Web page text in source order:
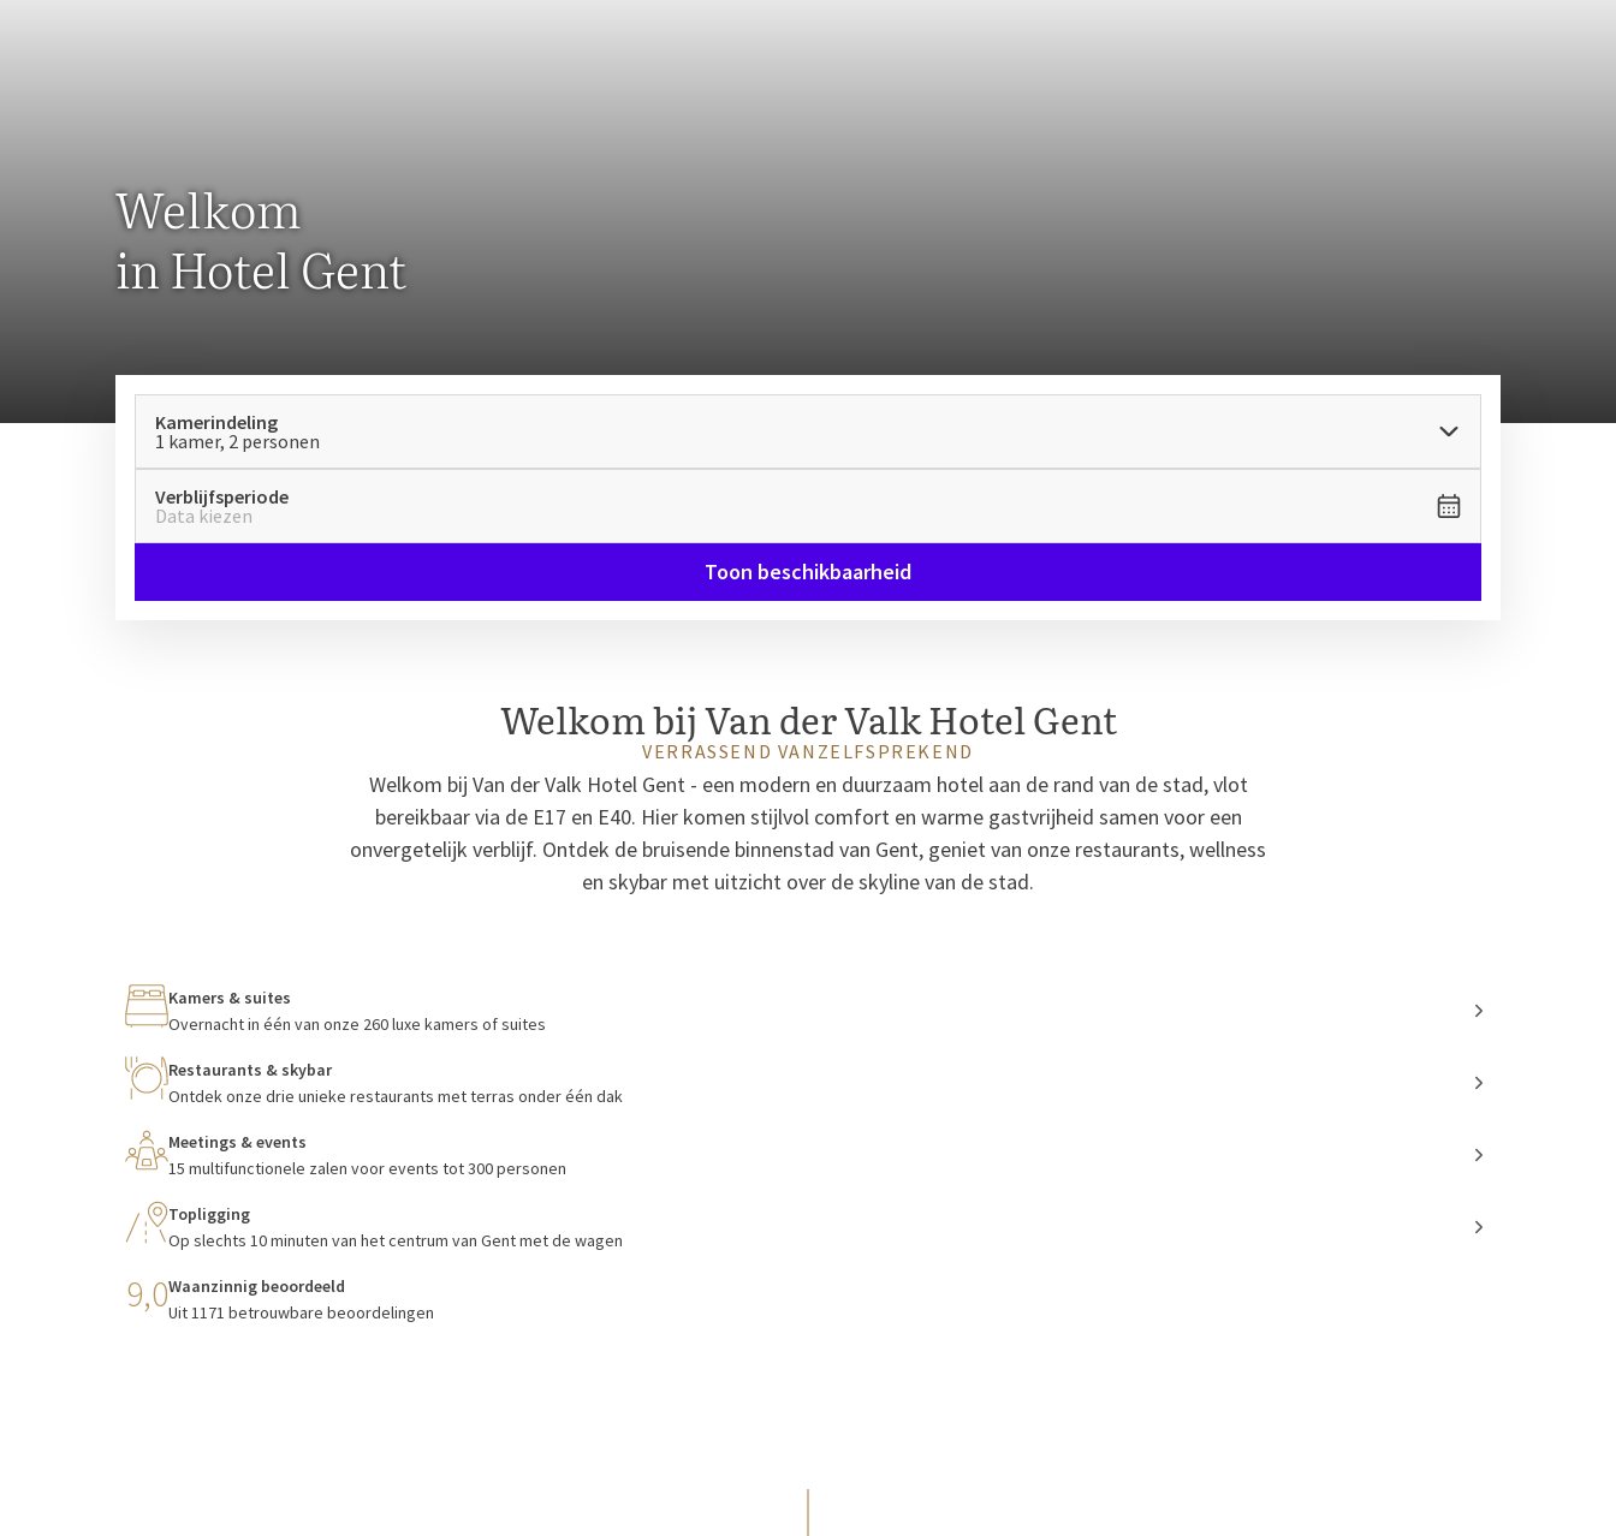
Welkom
in Hotel Gent
Kamerindeling
1 kamer, 2 personen
Verblijfsperiode
Data kiezen
Toon beschikbaarheid
Welkom bij Van der Valk Hotel Gent
VERRASSEND VANZELFSPREKEND
Welkom bij Van der Valk Hotel Gent - een modern en duurzaam hotel aan de rand van de stad, vlot
bereikbaar via de E17 en E40. Hier komen stijlvol comfort en warme gastvrijheid samen voor een
onvergetelijk verblijf. Ontdek de bruisende binnenstad van Gent, geniet van onze restaurants, wellness
en skybar met uitzicht over de skyline van de stad.
Kamers & suites
Overnacht in één van onze 260 luxe kamers of suites
Restaurants & skybar
Ontdek onze drie unieke restaurants met terras onder één dak
Meetings & events
15 multifunctionele zalen voor events tot 300 personen
Topligging
Op slechts 10 minuten van het centrum van Gent met de wagen
9,0Waanzinnig beoordeeld
Uit 1171 betrouwbare beoordelingen